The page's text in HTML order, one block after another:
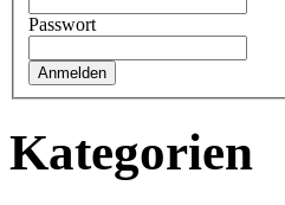
Passwort
Kategorien